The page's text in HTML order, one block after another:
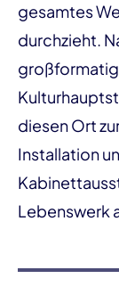
gesamtes
durchzieht.
diesen Ort
Installation
Lebenswerk